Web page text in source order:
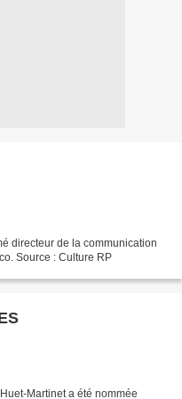
directeur de la communication
Source : Culture RP
Martinet a été nommée